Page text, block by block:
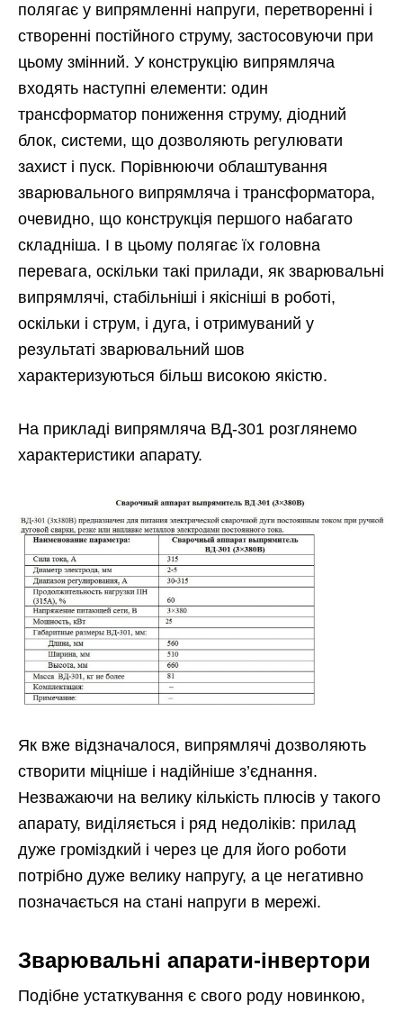
полягає у випрямленні напруги, перетворенні і
створенні постійного струму, застосовуючи при
цьому змінний. У конструкцію випрямляча
входять наступні елементи: один
трансформатор пониження струму, діодний
блок, системи, що дозволяють регулювати
захист і пуск. Порівнюючи облаштування
зварювального випрямляча і трансформатора,
очевидно, що конструкція першого набагато
складніша. І в цьому полягає їх головна
перевага, оскільки такі прилади, як зварювальні
випрямлячі, стабільніші і якісніші в роботі,
оскільки і струм, і дуга, і отримуваний у
результаті зварювальний шов
характеризуються більш високою якістю.
На прикладі випрямляча ВД-301 розглянемо
характеристики апарату.
Як вже відзначалося, випрямлячі дозволяють
створити міцніше і надійніше з’єднання.
Незважаючи на велику кількість плюсів у такого
апарату, виділяється і ряд недоліків: прилад
дуже громіздкий і через це для його роботи
потрібно дуже велику напругу, а це негативно
позначається на стані напруги в мережі.
Зварювальні апарати-інвертори
Подібне устаткування є свого роду новинкою,